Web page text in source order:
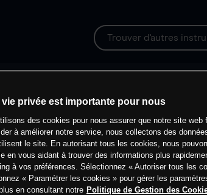
vie privée est importante pour nous
des cookies pour nous assurer que notre site
à améliorer notre service, nous collectons des
le site. En autorisant tous les cookies, nous
en vous aidant à trouver des informations plus
à vos préférences. Sélectionnez « Autoriser tous les
« Paramétrer les cookies » pour gérer les
en consultant notre Politique de Gestion des